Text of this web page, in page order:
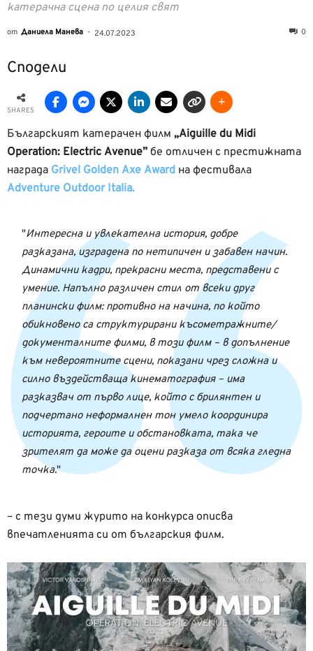
катерачна сцена по целия свят
от Даниела Манева - 24.07.2023 0
Сподели
SHARES
Българският катерачен филм „Aiguille du Midi
Operation: Electric Avenue” бе отличен с престижната
награда Grivel Golden Axe Award на фестивала
Adventure Outdoor Italia.
Интересна и увлекателна история, добре
разказана, изградена по нетипичен и забавен начин.
Динамични кадри, прекрасни места, представени с
умение. Напълно различен стил от всеки друг
планински филм: противно на начина, по който
обикновено са структурирани късометражните/
документалните филми, в този филм – в допълнение
към невероятните сцени, показани чрез сложна и
силно въздействаща кинематография – има
разказвач от първо лице, който с брилянтен и
подчертано неформалнен тон умело координира
историята, героите и обстановката, така че
зрителят да може да оцени разказа от всяка гледна
точка.
– с тези думи журито на конкурса описва
впечатленията си от българския филм.